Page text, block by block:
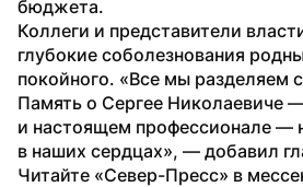
бюджета.
Коллеги и представители
глубокие соболезнования
покойного. «Все мы разделяем
Память о Сергее Николаевиче
и настоящем профессионале —
в наших сердцах», — добавил
Читайте «Север-Пресс» в